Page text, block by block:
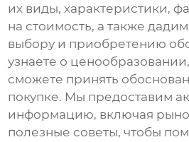
их виды, характеристики,
на стоимость, а также
выбору и приобретению
узнаете о
сможете принять
покупке. Мы предоставим
информацию, включая
полезные советы, чтобы